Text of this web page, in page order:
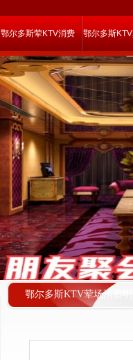
鄂尔多斯荤KTV消费 鄂尔多斯
鄂尔多斯KTV荤场消费